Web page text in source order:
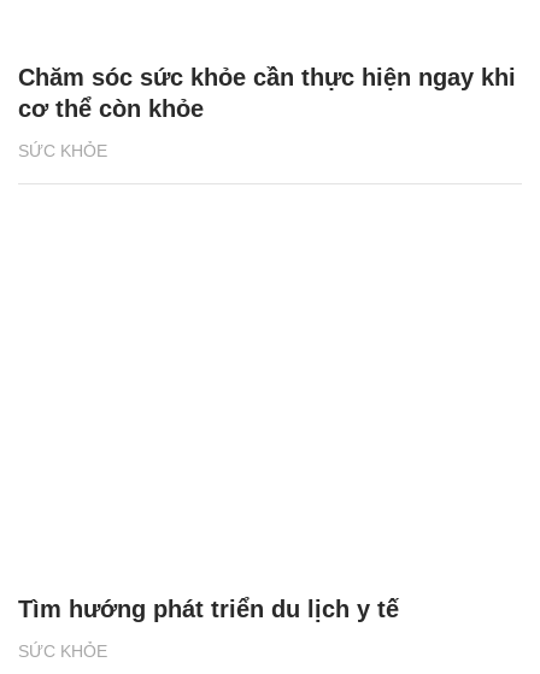
SỨC KHỎE
Chăm sóc sức khỏe cần thực hiện ngay khi
cơ thể còn khỏe
SỨC KHỎE
Tìm hướng phát triển du lịch y tế